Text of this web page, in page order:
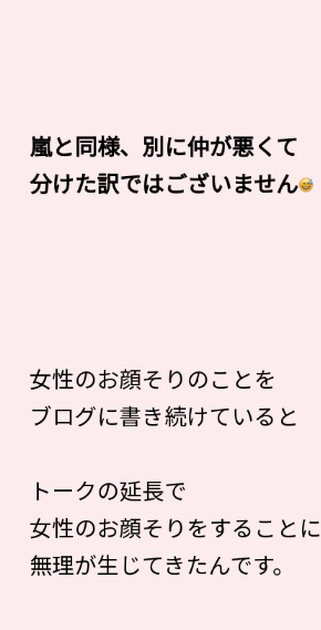
嵐と同様、別に仲が悪くて
分けた訳ではございません
女性のお顔そりのことを
ブログに書き続けていると
トークの延長で
女性のお顔そりをすることに
無理が生じてきたんです。